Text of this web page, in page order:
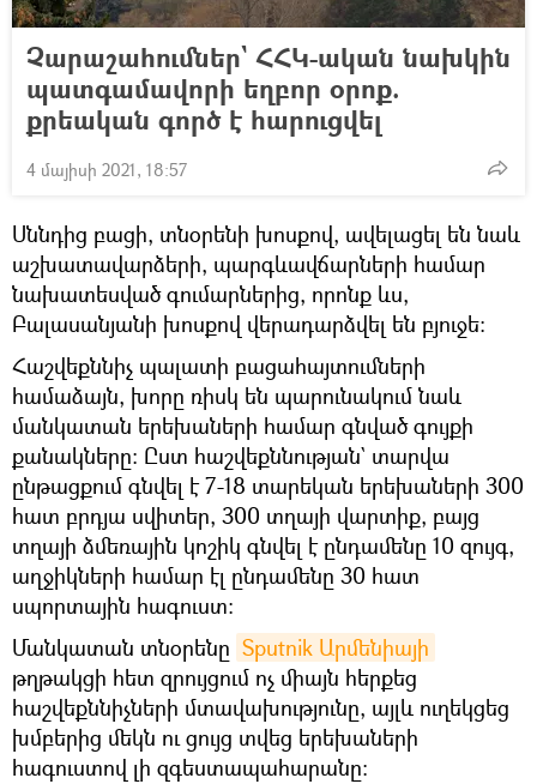
Չարաշահումներ` ՀՀԿ-ական նախկին
պատգամավորի եղբոր օրոք.
քրեական գործ է հարուցվել
4 մայիսի 2021, 18:57
Սննդից բացի, տնօրենի խոսքով, ավելացել են նաև
աշխատավարձերի, պարգևավճարների համար
նախատեսված գումարներից, որոնք ևս,
Բալասանյանի խոսքով վերադարձվել են բյուջե։
Հաշվեքննիչ պալատի բացահայտումների
համաձայն, խորը ռիսկ են պարունակում նաև
մանկատան երեխաների համար գնված գույքի
քանակները։ Ըստ հաշվեքննության` տարվա
ընթացքում գնվել է 7-18 տարեկան երեխաների 300
հատ բրդյա սվիտեր, 300 տղայի վարտիք, բայց
տղայի ձմեռային կոշիկ գնվել է ընդամենը 10 զույգ,
աղջիկների համար էլ ընդամենը 30 հատ
սպորտային հագուստ։
Մանկատան տնօրենը Sputnik Արմենիայի
թղթակցի հետ զրույցում ոչ միայն հերքեց
հաշվեքննիչների մտավախությունը, այլև ուղեկցեց
խմբերից մեկն ու ցույց տվեց երեխաների
հագուստով լի զգեստապահարանը։